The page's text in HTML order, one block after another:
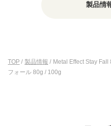
製品情
TOP / 製品情報 / Metal Effect Stay
フォール 80g / 100g